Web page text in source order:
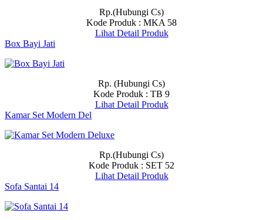
Rp.(Hubungi Cs)
Kode Produk : MKA 58
Lihat Detail Produk
Box Bayi Jati
Rp. (Hubungi Cs)
Kode Produk : TB 9
Lihat Detail Produk
Kamar Set Modern Del
Rp.(Hubungi Cs)
Kode Produk : SET 52
Lihat Detail Produk
Sofa Santai 14